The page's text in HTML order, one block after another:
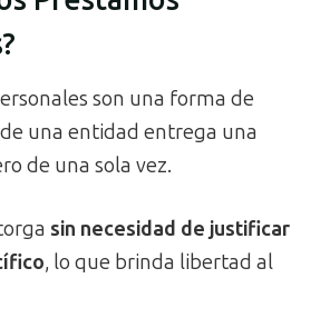
son una forma de
una entidad entrega una
de una sola vez.
sin necesidad de justificar
, lo que brinda libertad al